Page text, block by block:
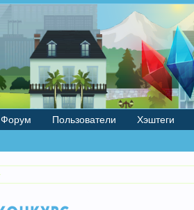
Форум Пользователи Хэштеги